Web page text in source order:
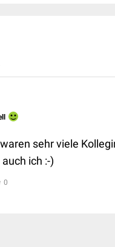
sehr viele
ich :-)
0